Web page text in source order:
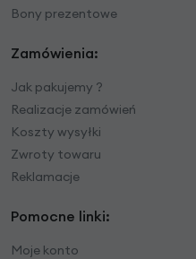
Bony prezentowe
Zamówienia:
Jak pakujemy ?
Realizacje zamówień
Koszty wysyłki
Zwroty towaru
Reklamacje
Pomocne linki:
Moje konto